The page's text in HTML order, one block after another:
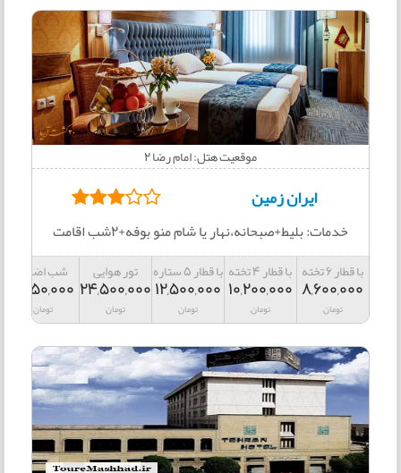
موقعیت هتل: امام رضا 2
ایران زمین
خدمات: بلیط+صبحانه،نهار یا شام منو بوفه+2شب اقامت
با قطار 6 تخته
8,600,000
تومان
با قطار 4 تخته
10,200,000
تومان
با قطار 5 ستاره
12,500,000
تومان
تور هوایی
24,500,000
تومان
شب اضافه
2,550,000
تومان